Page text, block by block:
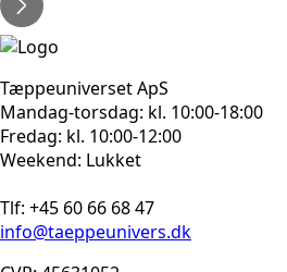
Tæppeuniverset ApS
Mandag-torsdag: kl. 10:00-18:00
Fredag: kl. 10:00-12:00
Weekend: Lukket
Tlf: +45 60 66 68 47
info@taeppeunivers.dk